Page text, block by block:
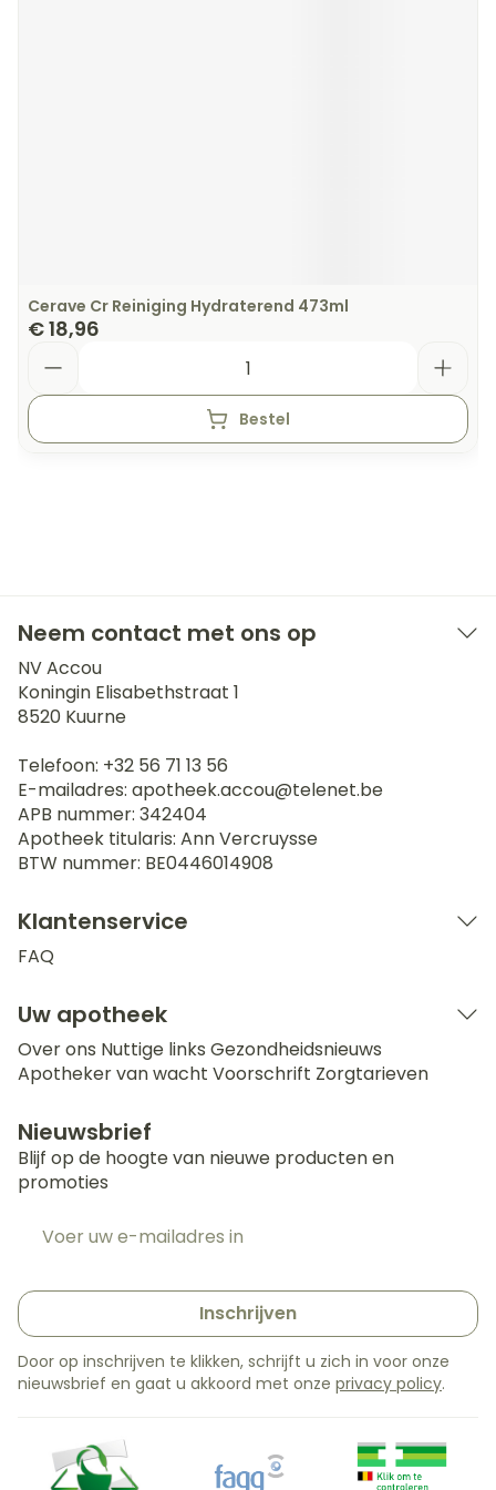
Cerave Cr Reiniging Hydraterend 473ml
€ 18,96
Bestel
Neem contact met ons op
NV Accou
Koningin Elisabethstraat 1
8520 Kuurne
Telefoon: +32 56 71 13 56
E-mailadres: apotheek.accou@telenet.be
APB nummer: 342404
Apotheek titularis: Ann Vercruysse
BTW nummer: BE0446014908
Klantenservice
FAQ
Uw apotheek
Over ons Nuttige links Gezondheidsnieuws
Apotheker van wacht Voorschrift Zorgtarieven
Nieuwsbrief
Blijf op de hoogte van nieuwe producten en
promoties
Inschrijven
Door op inschrijven te klikken, schrijft u zich in voor onze
nieuwsbrief en gaat u akkoord met onze privacy policy.